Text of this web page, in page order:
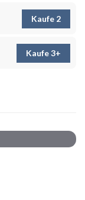
Kaufe 2
Kaufe 3+